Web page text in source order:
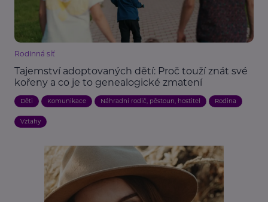
Rodinná síť
Tajemství adoptovaných dětí: Proč touží znát své
kořeny a co je to genealogické zmatení
Děti Komunikace Náhradní rodič, pěstoun, hostitel Rodina
Vztahy